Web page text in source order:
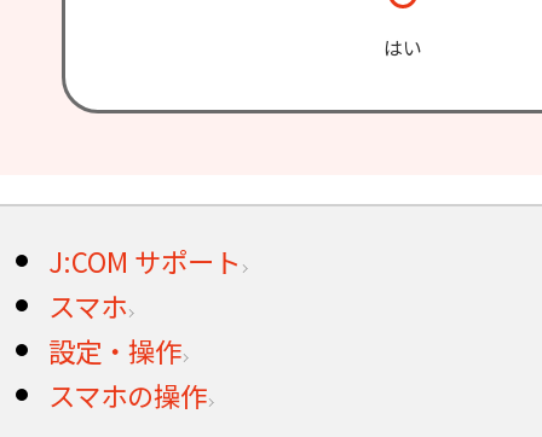
はい
J:COM サポート
スマホ
設定・操作
スマホの操作